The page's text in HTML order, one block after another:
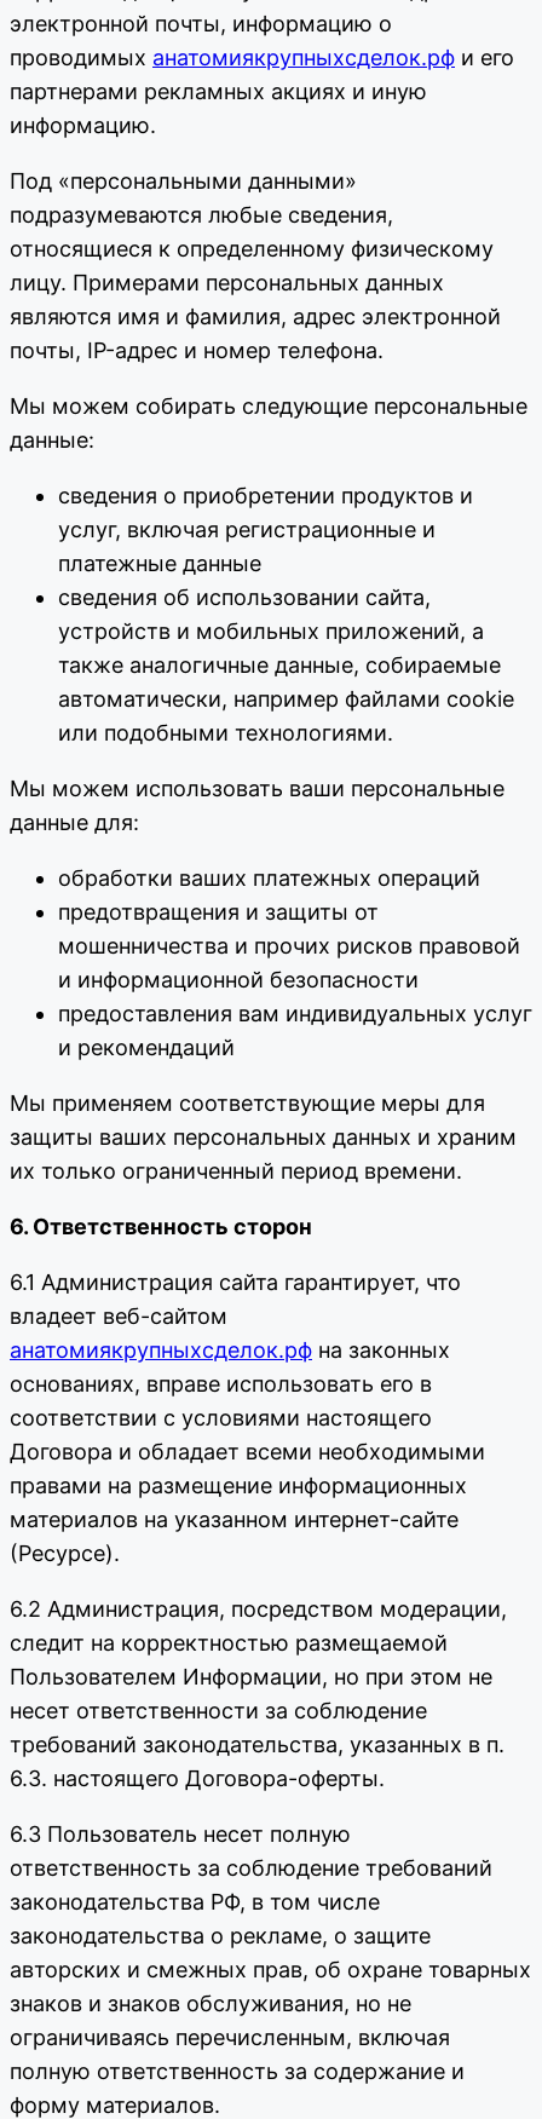
электронной почты, информацию о
проводимых анатомиякрупныхсделок.рф и его
партнерами рекламных акциях и иную
информацию.
Под «персональными данными»
подразумеваются любые сведения,
относящиеся к определенному физическому
лицу. Примерами персональных данных
являются имя и фамилия, адрес электронной
почты, IP-адрес и номер телефона.
Мы можем собирать следующие персональные
данные:
сведения о приобретении продуктов и
услуг, включая регистрационные и
платежные данные
сведения об использовании сайта,
устройств и мобильных приложений, а
также аналогичные данные, собираемые
автоматически, например файлами cookie
или подобными технологиями.
Мы можем использовать ваши персональные
данные для:
обработки ваших платежных операций
предотвращения и защиты от
мошенничества и прочих рисков правовой
и информационной безопасности
предоставления вам индивидуальных услуг
и рекомендаций
Мы применяем соответствующие меры для
защиты ваших персональных данных и храним
их только ограниченный период времени.
6. Ответственность сторон
6.1 Администрация сайта гарантирует, что
владеет веб-сайтом
анатомиякрупныхсделок.рф на законных
основаниях, вправе использовать его в
соответствии с условиями настоящего
Договора и обладает всеми необходимыми
правами на размещение информационных
материалов на указанном интернет-сайте
(Ресурсе).
6.2 Администрация, посредством модерации,
следит на корректностью размещаемой
Пользователем Информации, но при этом не
несет ответственности за соблюдение
требований законодательства, указанных в п.
6.3. настоящего Договора-оферты.
6.3 Пользователь несет полную
ответственность за соблюдение требований
законодательства РФ, в том числе
законодательства о рекламе, о защите
авторских и смежных прав, об охране товарных
знаков и знаков обслуживания, но не
ограничиваясь перечисленным, включая
полную ответственность за содержание и
форму материалов.